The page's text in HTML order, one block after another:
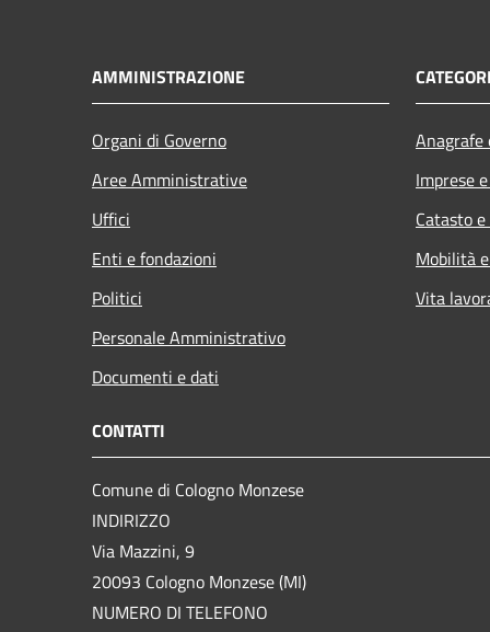
AMMINISTRAZIONE
Organi di Governo
Aree Amministrative
Uffici
Enti e fondazioni
Politici
Personale Amministrativo
Documenti e dati
Imprese
Catasto
Mobilità
Vita
CONTATTI
Comune di Cologno Monzese
INDIRIZZO
Via Mazzini, 9
20093 Cologno Monzese (MI)
NUMERO DI TELEFONO